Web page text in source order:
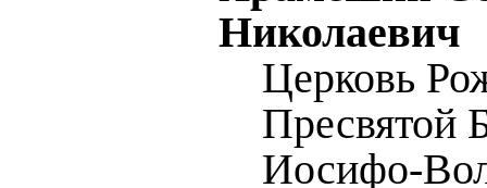
Николаевич
Церковь
Пресвятой
Иосифо-